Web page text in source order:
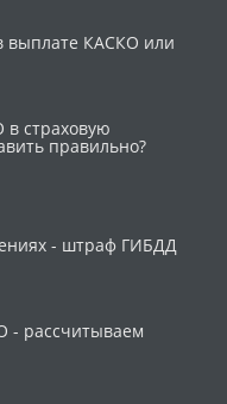
выплате КАСКО или
страховую
правильно?
- штраф ГИБДД
- рассчитываем